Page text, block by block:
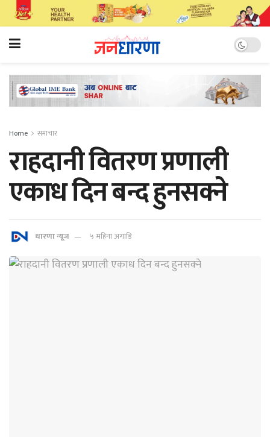
Home समाचार
राहदानी वितरण प्रणाली
एकाध दिन बन्द हुनसक्ने
धारणा न्यूज ५ महिना अगाडि